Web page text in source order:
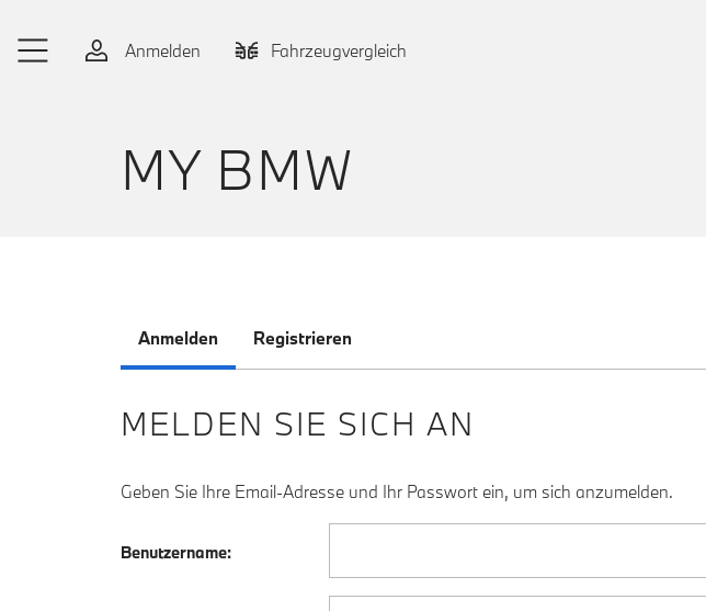
Anmelden
Fahrzeugvergleich
MY BMW
Anmelden Registrieren
MELDEN SIE SICH AN
Geben Sie Ihre Email-Adresse und Ihr Passwort ein, um sich anzumelden.
Benutzername: